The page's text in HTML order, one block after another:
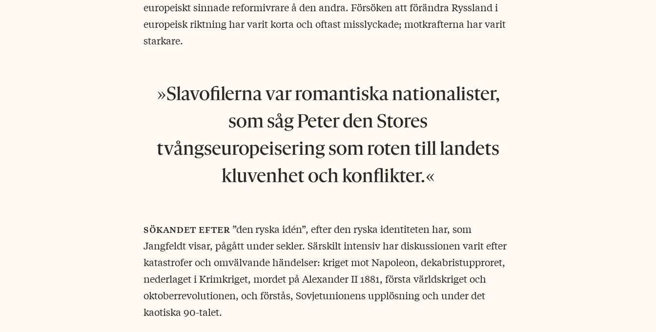
europeiskt sinnade reformivrare å den andra. Försöken att förändra Ryssland i
europeisk riktning har varit korta och oftast misslyckade; motkrafterna har varit
starkare.
Slavofilerna var romantiska nationalister,
som såg Peter den Stores
tvångseuropeisering som roten till landets
kluvenhet och konflikter.
sökandet efter ”den ryska idén”, efter den ryska identiteten har, som
Jangfeldt visar, pågått under sekler. Särskilt intensiv har diskussionen varit efter
katastrofer och omvälvande händelser: kriget mot Napoleon, dekabristupproret,
nederlaget i Krimkriget, mordet på Alexander II 1881, första världskriget och
oktoberrevolutionen, och förstås, Sovjetunionens upplösning och under det
kaotiska 90-talet.